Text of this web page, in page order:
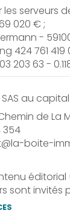
serveurs
020 € ;
-
424 761 419
203 63 -
au
de La
354
boite-
sont